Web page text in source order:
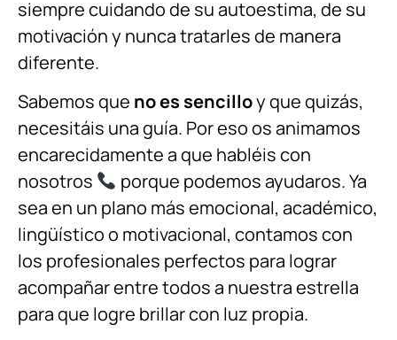
siempre cuidando de su autoestima, de su
motivación y nunca tratarles de manera
diferente.
Sabemos que no es sencilloy que quizás,
necesitáis una guía. Por eso os animamos
encarecidamente a que habléis con
nosotros
porque podemos ayudaros. Ya
sea en un plano más emocional, académico,
lingüístico o motivacional, contamos con
los profesionales perfectos para lograr
acompañar entre todos a nuestra estrella
para que logre brillar con luz propia.